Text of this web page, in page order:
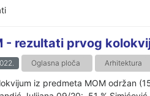
- rezultati prvog
Oglasna ploča Arhitektura
iz predmeta MOM održan